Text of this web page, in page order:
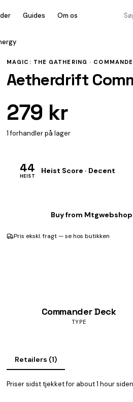
Guides Om os
MAGIC: THE GATHERING ·
Aetherdrift
279 kr
1 forhandler på lager
44
HEIST
Heist Score · Decent
Buy from Mtgwebshop
Pris ekskl. fragt — se hos butikken
Commander Deck
TYPE
Retailers (1)
Priser sidst tjekket for about 1 hour siden